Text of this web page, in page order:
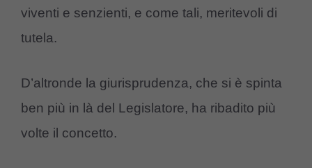
viventi e senzienti, e come tali, meritevoli di
tutela.
D’altronde la giurisprudenza, che si è spinta
ben più in là del Legislatore, ha ribadito più
volte il concetto.